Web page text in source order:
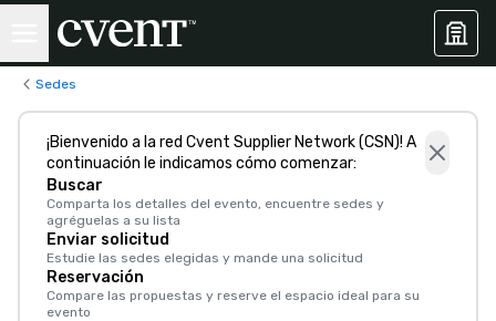
Sedes
¡Bienvenido a la red Cvent Supplier Network (CSN)! A
continuación le indicamos cómo comenzar:
Buscar
Comparta los detalles del evento, encuentre sedes y
agréguelas a su lista
Enviar solicitud
Estudie las sedes elegidas y mande una solicitud
Reservación
Compare las propuestas y reserve el espacio ideal para su
evento